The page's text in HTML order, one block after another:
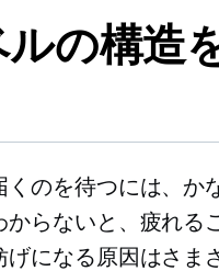
の構造
のを待つには、か
からないと、疲れる
げになる原因はさま